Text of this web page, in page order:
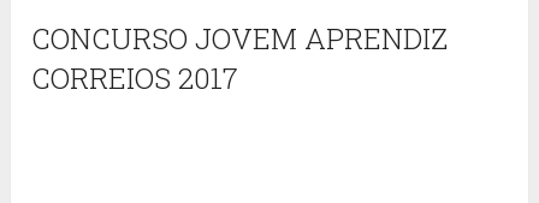
CONCURSO JOVEM APRENDIZ
CORREIOS 2017